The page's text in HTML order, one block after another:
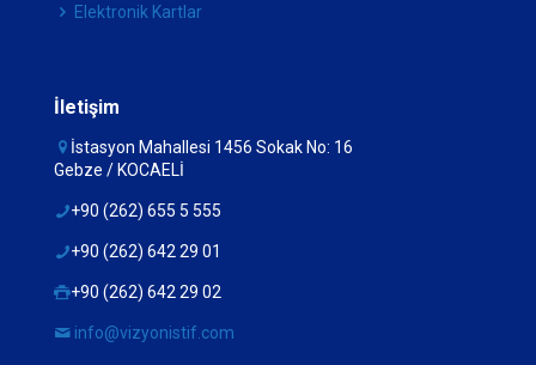
Elektronik Kartlar
İletişim
İstasyon Mahallesi 1456 Sokak No: 16
Gebze / KOCAELİ
+90 (262) 655 5 555
+90 (262) 642 29 01
+90 (262) 642 29 02
info@vizyonistif.com